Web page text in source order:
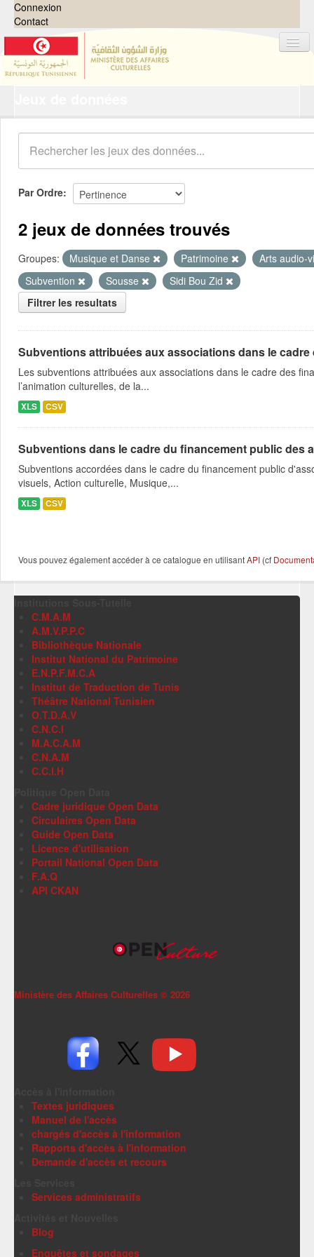
Connexion
Contact
Organisations
Groupes
Demandes 0
À propos
Par Ordre
2 jeux de données trouvés
Groupes: Musique et Danse Patrimoine
Arts audio-
Subvention
Sousse
Sidi Bou Zid
Filtrer les resultats
Subventions attribuées aux associations dans le
Les subventions attribuées aux associations dans le cadre des
l’animation culturelles, de la...
XLS CSV
Subventions dans le cadre du financement public des
Subventions accordées dans le cadre du financement public
visuels, Action culturelle, Musique,...
XLS CSV
Vous pouvez également accéder à ce catalogue en utilisantAPI (cf
C.M.A.M
A.M.V.P.P.C
Bibliothèque Nationale
Institut National du Patrimoine
E.N.P.F.M.C.A
Institut de Traduction de Tunis
Théâtre National Tunisien
O.T.D.A.V
C.N.C.I
M.A.C.A.M
C.N.A.M
C.C.I.H
Cadre juridique Open Data
Circulaires Open Data
Guide Open Data
Licence d'utilisation
Portail National Open Data
F.A.Q
API CKAN
Ministère des Affaires Culturelles © 2026
Textes juridiques
Manuel de l'accès
chargés d'accès à l'information
Rapports d'accès à l'information
Demande d'accès et recours
Services administratifs
Blog
Enquêtes et sondages